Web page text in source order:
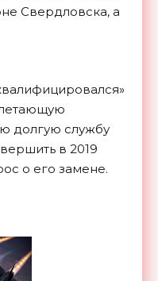
Свердловска, а
долгую службу
в 2019
о его замене.